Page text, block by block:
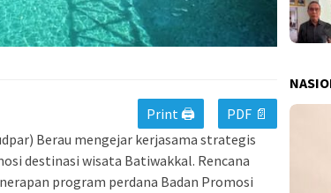
Print 🖨
PDF 📄
Berau mengejar kerjasama strategis
destinasi wisata Batiwakkal. Rencana
program perdana Badan Promosi